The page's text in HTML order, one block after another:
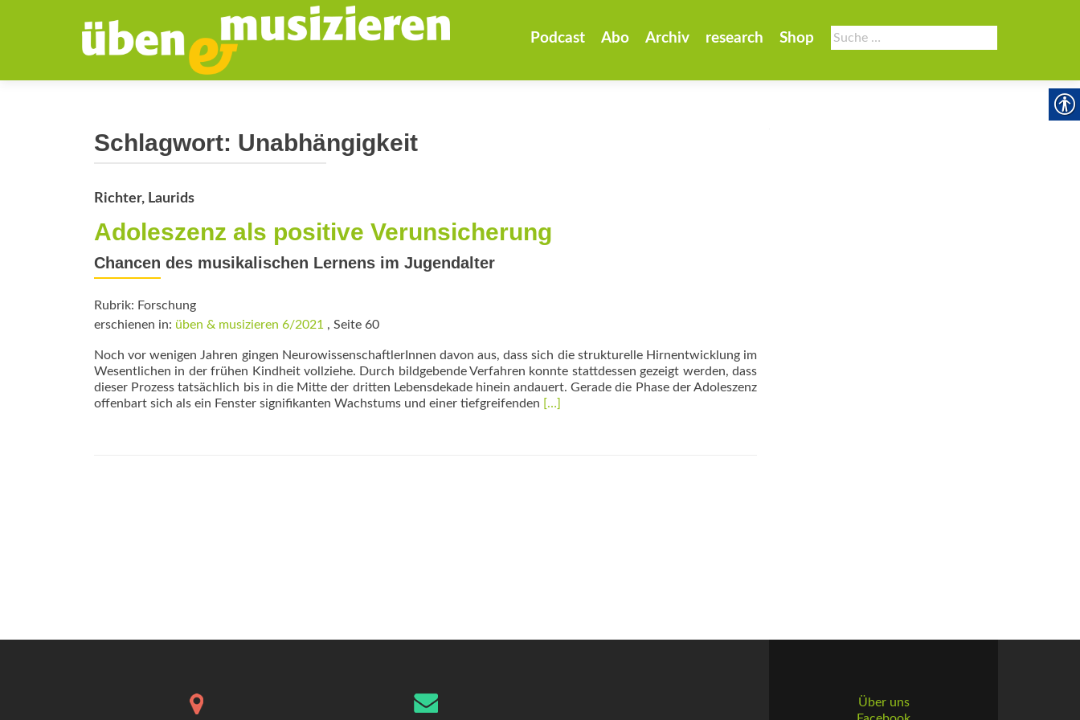
Suche
nach:
Podcast Abo Archiv research Shop
Schlagwort: Unabhängigkeit
Richter, Laurids
Adoleszenz als positive Verunsicherung
Chancen des musikalischen Lernens im Jugendalter
Rubrik: Forschung
erschienen in: üben & musizieren 6/2021 , Seite 60
Noch vor wenigen Jahren gingen NeurowissenschaftlerInnen davon aus, dass sich die strukturelle Hirnentwicklung im
Wesentlichen in der frühen Kindheit vollziehe. Durch bildgebende Verfahren konnte stattdessen gezeigt werden, dass
dieser Prozess tatsächlich bis in die Mitte der dritten Lebensdekade hinein andauert. Gerade die Phase der Adoleszenz
offenbart sich als ein Fenster signifikanten Wachstums und einer tiefgreifenden Read
[…]
Über uns